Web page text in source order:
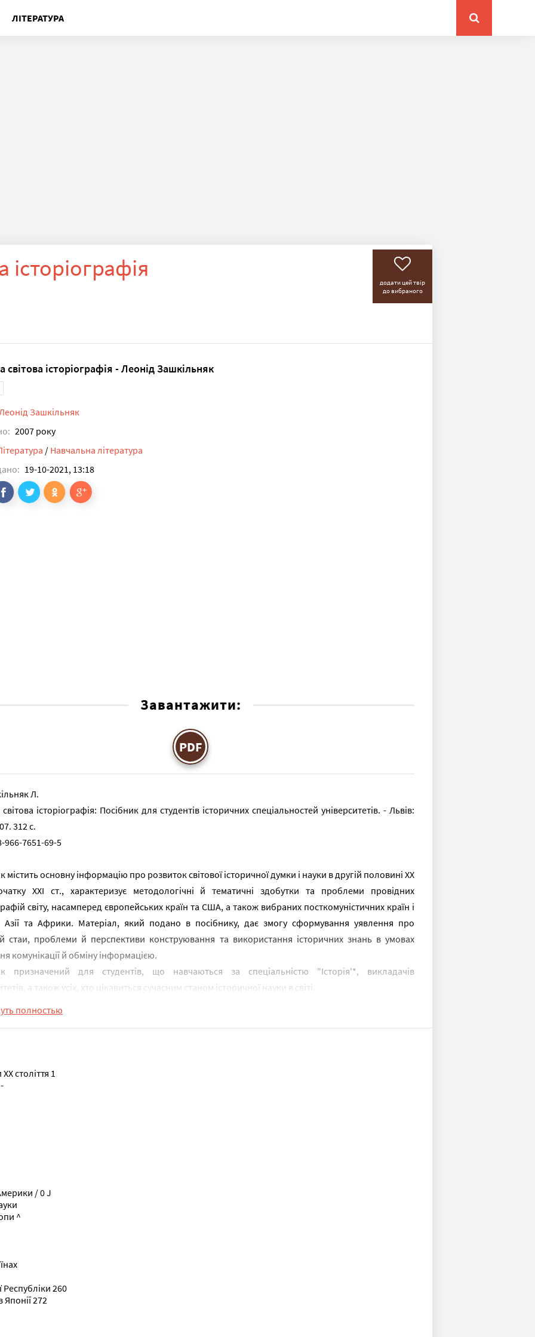
ЛІТЕРАТУРА
історіографія
додати цей твір
до вибраного
світова історіографія - Леонід Зашкільняк
Зашкільняк
2007 року
/ Навчальна література
19-10-2021, 13:18
Завантажити:
PDF
Л.
історіографія: Посібник для студентів історичних спеціальностей університетів. - Львів:
312 с.
966-7651-69-5
містить основну інформацію про розвиток світової історичної думки і науки в другій половині XX
XXI ст., характеризує методологічні й тематичні здобутки та проблеми провідних
світу, насамперед європейських країн та США, а також вибраних посткомуністичних країн і
Азії та Африки. Матеріал, який подано в посібнику, дає змогу сформування уявлення про
стаи, проблеми й перспективи конструювання та використання історичних знань в умовах
комунікації й обміну інформацією.
призначений для студентів, що навчаються за спеціальністю "Історія'*, викладачів
а також усіх, хто цікавиться сучасним станом історичної науки в світі.
полностью
століття 1
/ 0 J
^
Республіки 260
Японії 272